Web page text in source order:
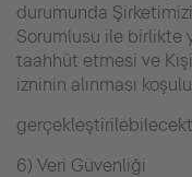
durumunda
Sorumlusu ile birlikte
taahhüt etmesi ve
izninin alınması
6) Veri Güvenliği